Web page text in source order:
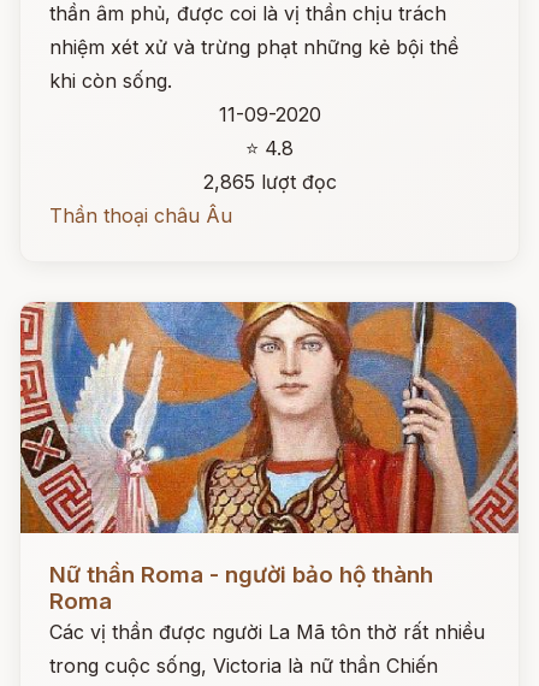
thần âm phủ, được coi là vị thần chịu trách
nhiệm xét xử và trừng phạt những kẻ bội thề
khi còn sống.
11-09-2020
⭐ 4.8
2,865 lượt đọc
Thần thoại châu Âu
Nữ thần Roma - người bảo hộ thành
Roma
Các vị thần được người La Mã tôn thờ rất nhiều
trong cuộc sống, Victoria là nữ thần Chiến